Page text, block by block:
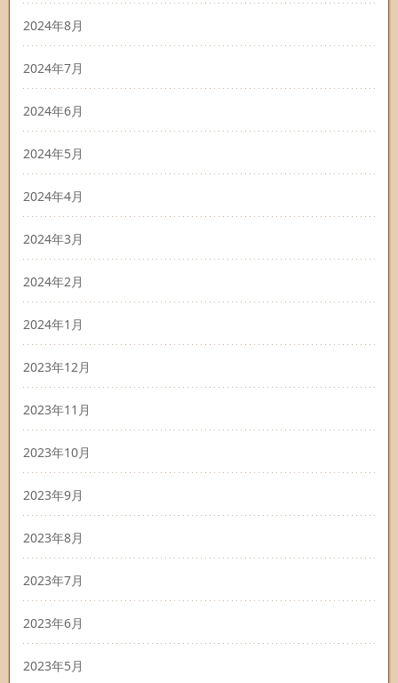
2024年8月
2024年7月
2024年6月
2024年5月
2024年4月
2024年3月
2024年2月
2024年1月
2023年12月
2023年11月
2023年10月
2023年9月
2023年8月
2023年7月
2023年6月
2023年5月